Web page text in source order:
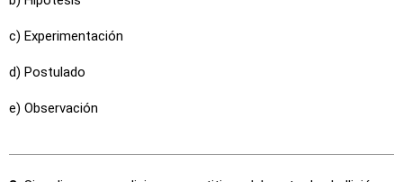
c) Experimentación
d) Postulado
e) Observación